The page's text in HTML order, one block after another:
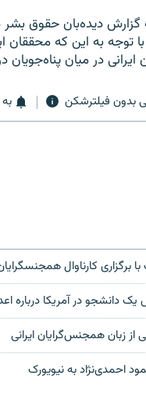
گزارش دیده‌بان حقوق
به این که محققان
در میان
بدون فیلترشکن
برگزاری کارناوال
در آمریکا درباره
از زبان همجنس‌گرایان ایرانی
احمدی‌نژاد به نیویورک